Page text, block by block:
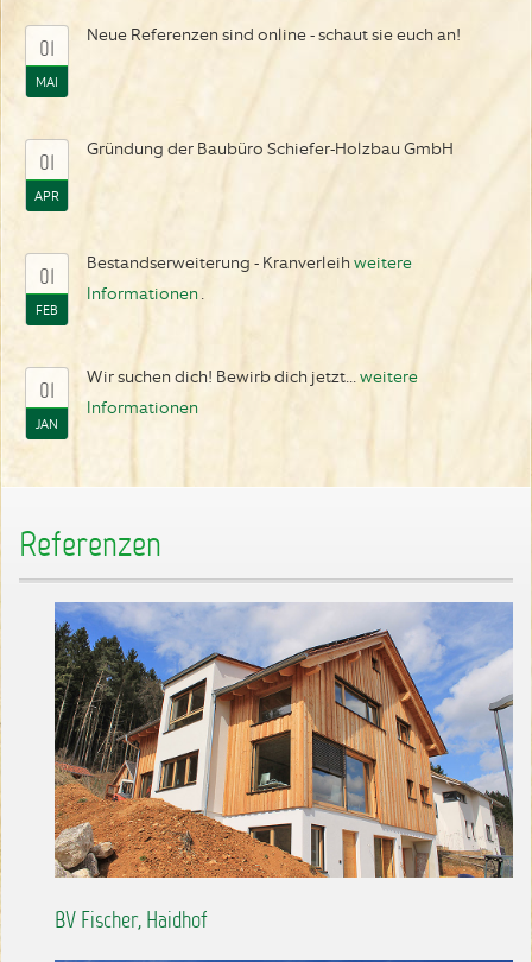
01
MAI
Neue Referenzen sind online - schaut sie euch an!
01
APR
Gründung der Baubüro Schiefer-Holzbau GmbH
01
FEB
Bestandserweiterung - Kranverleih weitere
Informationen.
01
JAN
Wir suchen dich! Bewirb dich jetzt...weitere
Informationen
Referenzen
BV Fischer, Haidhof